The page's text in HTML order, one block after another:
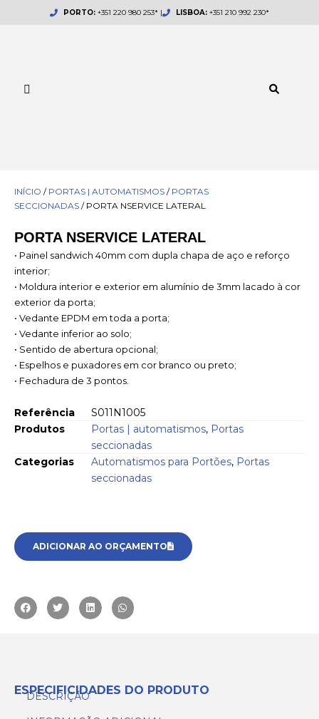
PORTO: +351 220 980 253* | LISBOA:+351 210 992 230*
INÍCIO / PORTAS | AUTOMATISMOS / PORTAS
SECCIONADAS / PORTA NSERVICE LATERAL
PORTA NSERVICE LATERAL
• Painel sandwich 40mm com dupla chapa de aço e reforço
interior;
• Moldura interior e exterior em alumínio de 3mm lacado à cor
exterior da porta;
• Vedante EPDM em toda a porta;
• Vedante inferior ao solo;
• Sentido de abertura opcional;
• Espelhos e puxadores em cor branco ou preto;
• Fechadura de 3 pontos.
Referência
S011N1005
Produtos
Portas | automatismos, Portas
seccionadas
Categorias
Automatismos para Portões, Portas
seccionadas
ADICIONAR AO ORÇAMENTO
ESPECIFICIDADES DO PRODUTO
DESCRIÇÃO